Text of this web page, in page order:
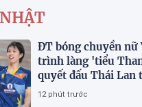
ĐT bóng chuyền nữ
trình làng 'tiểu
quyết đấu Thái Lan
V.Cup 2026
12 phút trước